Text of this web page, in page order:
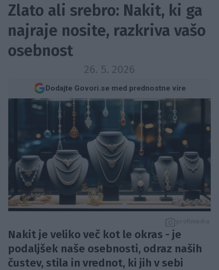
Zlato ali srebro: Nakit, ki ga
najraje nosite, razkriva vašo
osebnost
26. 5. 2026
Dodajte Govori.se med prednostne vire
Nakit je veliko več kot le okras - je
podaljšek naše osebnosti, odraz naših
čustev, stila in vrednot, ki jih v sebi